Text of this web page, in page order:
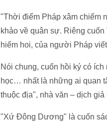
"Thời điểm Pháp xâm chiếm
khảo về quân sự. Riêng
hiếm hoi, của người Pháp
Nói chung, cuốn hồi ký có
học… nhất là những ai quan
thuộc địa", nhà văn – dịch
"Xứ Đông Dương" là cuốn